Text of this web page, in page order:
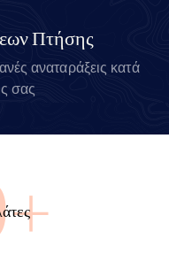
Πτήσης
αναταράξεις κατά
σας